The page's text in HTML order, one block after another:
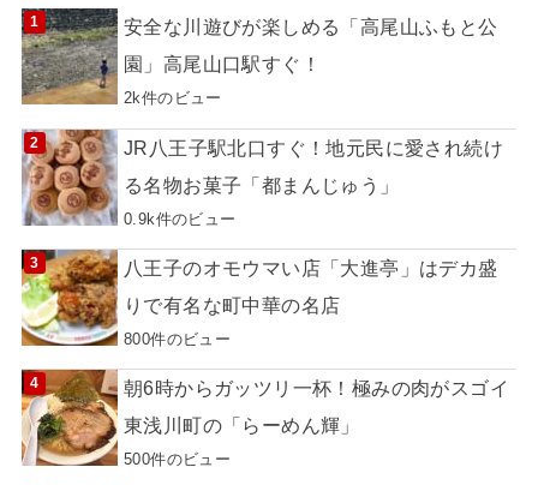
安全な川遊びが楽しめる「高尾山ふもと公
園」高尾山口駅すぐ！
2k件のビュー
JR八王子駅北口すぐ！地元民に愛され続け
る名物お菓子「都まんじゅう」
0.9k件のビュー
八王子のオモウマい店「大進亭」はデカ盛
りで有名な町中華の名店
800件のビュー
朝6時からガッツリ一杯！極みの肉がスゴイ
東浅川町の「らーめん輝」
500件のビュー